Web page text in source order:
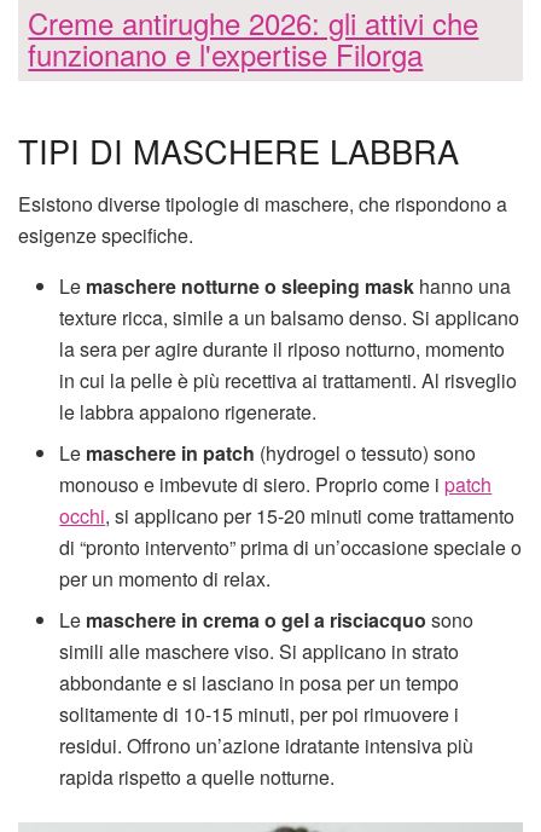
Creme antirughe 2026: gli attivi che
funzionano e l'expertise Filorga
TIPI DI MASCHERE LABBRA
Esistono diverse tipologie di maschere, che rispondono a
esigenze specifiche.
Le maschere notturne o sleeping mask hanno una
texture ricca, simile a un balsamo denso. Si applicano
la sera per agire durante il riposo notturno, momento
in cui la pelle è più recettiva ai trattamenti. Al risveglio
le labbra appaiono rigenerate.
Le maschere in patch (hydrogel o tessuto) sono
monouso e imbevute di siero. Proprio come ipatch
occhi, si applicano per 15-20 minuti come trattamento
di “pronto intervento” prima di un’occasione speciale o
per un momento di relax.
Le maschere in crema o gel a risciacquo sono
simili alle maschere viso. Si applicano in strato
abbondante e si lasciano in posa per un tempo
solitamente di 10-15 minuti, per poi rimuovere i
residui. Offrono un’azione idratante intensiva più
rapida rispetto a quelle notturne.